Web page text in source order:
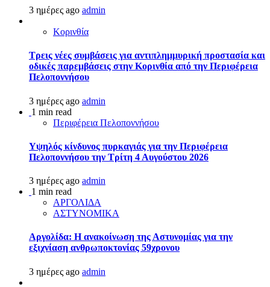
3 ημέρες ago admin
Κορινθία
Τρεις νέες συμβάσεις για αντιπλημμυρική προστασία και
οδικές παρεμβάσεις στην Κορινθία από την Περιφέρεια
Πελοποννήσου
3 ημέρες ago admin
1 min read
Περιφέρεια Πελοποννήσου
Υψηλός κίνδυνος πυρκαγιάς για την Περιφέρεια
Πελοποννήσου την Τρίτη 4 Αυγούστου 2026
3 ημέρες ago admin
1 min read
ΑΡΓΟΛΙΔΑ
ΑΣΤΥΝΟΜΙΚΑ
Αργολίδα: Η ανακοίνωση της Αστυνομίας για την
εξιχνίαση ανθρωποκτονίας 59χρονου
3 ημέρες ago admin